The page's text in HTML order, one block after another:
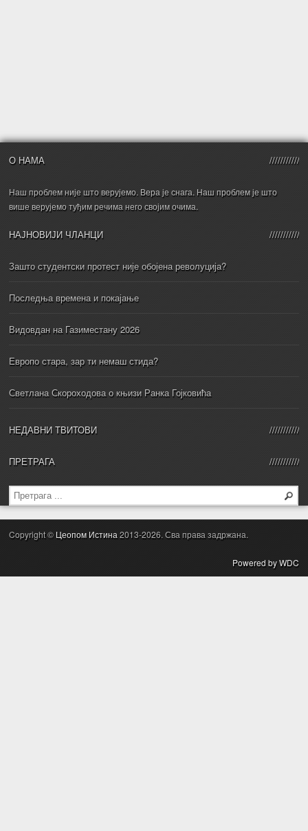
О НАМА
Наш проблем није што верујемо. Вера је снага. Наш проблем је што
више верујемо туђим речима него својим очима.
НАЈНОВИЈИ ЧЛАНЦИ
Зашто студентски протест није обојена револуција?
Последња времена и покајање
Видовдан на Газиместану 2026
Европо стара, зар ти немаш стида?
Светлана Скороходова о књизи Ранка Гојковића
НЕДАВНИ ТВИТОВИ
ПРЕТРАГА
Copyright © Цеопом Истина2013-2026. Сва права задржана.
Powered by WDC